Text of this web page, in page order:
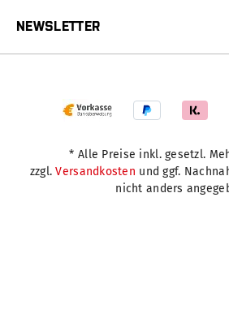
NEWSLETTER
* Alle Preise inkl. gesetzl.
zzgl.Versandkosten und ggf.
nicht anders